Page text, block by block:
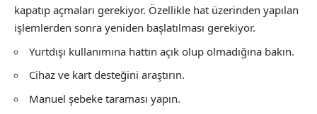
kapatıp açmaları gerekiyor. Özellikle hat üzerinden yapılan
işlemlerden sonra yeniden başlatılması gerekiyor.
Yurtdışı kullanımına hattın açık olup olmadığına bakın.
Cihaz ve kart desteğini araştırın.
Manuel şebeke taraması yapın.